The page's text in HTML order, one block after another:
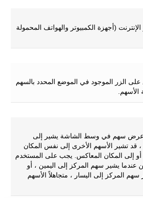
(أجهزة الكمبيوتر والهواتف المحمولة
الزر الموجود في الموضع المحدد بالسهم
الأسهم.
عرض سهم في وسط الشاشة يشير إلى
، قد تشير الأسهم الأخرى إلى نفس المكان
إلى المكان المعاكس. يجب على المستخدم
عندما يشير سهم المركز إلى اليمين ، أو
سهم المركز إلى اليسار ، متجاهلاً الأسهم